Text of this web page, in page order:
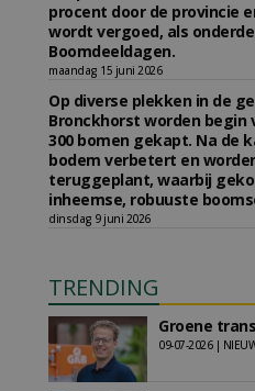
procent door de provincie
wordt vergoed, als
Boomdeeldagen.
maandag 15 juni 2026
Op diverse plekken in de
Bronckhorst worden begin
300 bomen gekapt. Na de
bodem verbetert en
teruggeplant, waarbij
inheemse, robuuste
dinsdag 9 juni 2026
TRENDING
Groene
09-07-2026 |